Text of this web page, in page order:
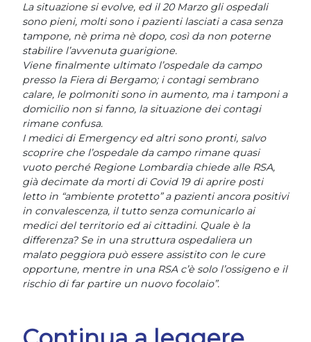
La situazione si evolve, ed il 20 Marzo gli ospedali
sono pieni, molti sono i pazienti lasciati a casa senza
tampone, nè prima nè dopo, così da non poterne
stabilire l’avvenuta guarigione.
Viene finalmente ultimato l’ospedale da campo
presso la Fiera di Bergamo; i contagi sembrano
calare, le polmoniti sono in aumento, ma i tamponi a
domicilio non si fanno, la situazione dei contagi
rimane confusa.
I medici di Emergency ed altri sono pronti, salvo
scoprire che l’ospedale da campo rimane quasi
vuoto perché Regione Lombardia chiede alle RSA,
già decimate da morti di Covid 19 di aprire posti
letto in “ambiente protetto” a pazienti ancora positivi
in convalescenza, il tutto senza comunicarlo ai
medici del territorio ed ai cittadini. Quale è la
differenza? Se in una struttura ospedaliera un
malato peggiora può essere assistito con le cure
opportune, mentre in una RSA c’è solo l’ossigeno e il
rischio di far partire un nuovo focolaio”.